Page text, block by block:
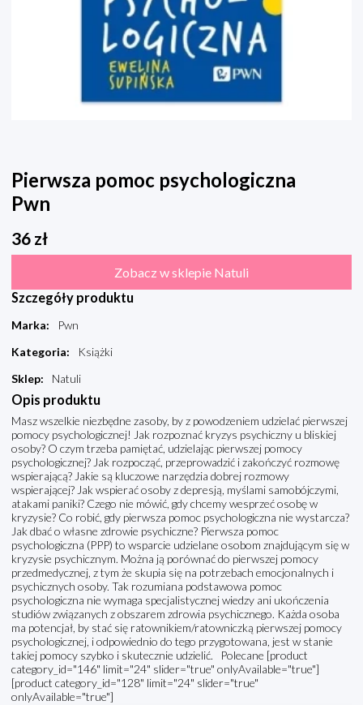
Pierwsza pomoc psychologiczna
Pwn
36 zł
Zobacz w sklepie Natuli
Szczegóły produktu
Marka:
Pwn
Kategoria:
Książki
Sklep: Natuli
Opis produktu
Masz wszelkie niezbędne zasoby, by z powodzeniem udzielać pierwszej
pomocy psychologicznej! Jak rozpoznać kryzys psychiczny u bliskiej
osoby? O czym trzeba pamiętać, udzielając pierwszej pomocy
psychologicznej? Jak rozpocząć, przeprowadzić i zakończyć rozmowę
wspierającą? Jakie są kluczowe narzędzia dobrej rozmowy
wspierającej? Jak wspierać osoby z depresją, myślami samobójczymi,
atakami paniki? Czego nie mówić, gdy chcemy wesprzeć osobę w
kryzysie? Co robić, gdy pierwsza pomoc psychologiczna nie wystarcza?
Jak dbać o własne zdrowie psychiczne? Pierwsza pomoc
psychologiczna (PPP) to wsparcie udzielane osobom znajdującym się w
kryzysie psychicznym. Można ją porównać do pierwszej pomocy
przedmedycznej, z tym że skupia się na potrzebach emocjonalnych i
psychicznych osoby. Tak rozumiana podstawowa pomoc
psychologiczna nie wymaga specjalistycznej wiedzy ani ukończenia
studiów związanych z obszarem zdrowia psychicznego. Każda osoba
ma potencjał, by stać się ratownikiem/ratowniczką pierwszej pomocy
psychologicznej, i odpowiednio do tego przygotowana, jest w stanie
takiej pomocy szybko i skutecznie udzielić. Polecane [product
category_id="146" limit="24" slider="true" onlyAvailable="true"]
[product category_id="128" limit="24" slider="true"
onlyAvailable="true"]